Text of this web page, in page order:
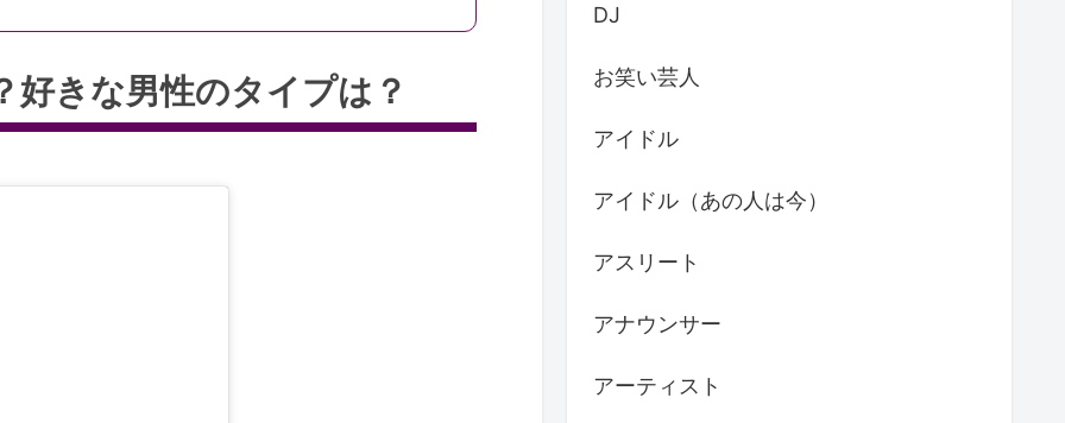
好きな男性のタイプは？
DJ
お笑い芸人
アイドル
アイドル（あの人は今）
アスリート
アナウンサー
アーティスト